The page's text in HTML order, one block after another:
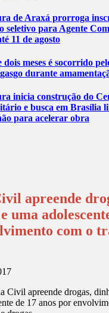
de Araxá prorroga
seletivo para Agente
11 de agosto
dois meses é socorrido
durante
inicia construção do
e busca em Brasília
para acelerar obra
apreende
uma
com o